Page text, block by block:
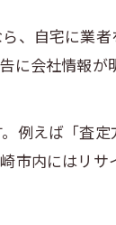
、自宅に業
に会社情報
えば「査定
市内にはリ